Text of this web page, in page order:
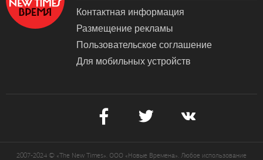
Контактная информация
Размещение рекламы
Пользовательское соглашение
Для мобильных устройств
2007-2024 © «The New Times». ООО «Новые Времена». Любое использование